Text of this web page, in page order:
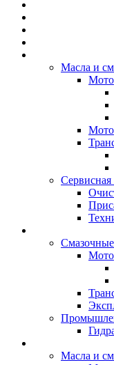
Масла и
Смазочные
Масла и